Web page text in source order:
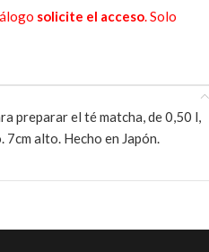
solicite el acceso. Solo
preparar el té matcha, de 0,50 l,
alto. Hecho en Japón.